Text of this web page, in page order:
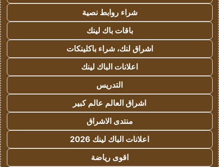
شراء روابط نصية
باقات باك لينك
اشراق لنك، شراء باكلينكات
اعلانات الباك لينك
التدريس
اشراق العالم عالم كبير
منتدى الاشراق
اعلانات الباك لينك 2026
اقوى رياضة